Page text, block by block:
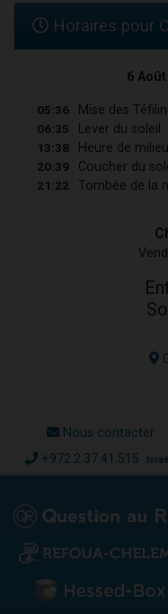
Horaires pour
6
05:36 Mise des
06:35 Lever du soleil
13:38 Heure de
20:39 Coucher du
21:22 Tombée de la
Nous contacter
+972.2.37.41.515